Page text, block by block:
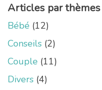
Articles par thèmes
Bébé (12)
Conseils (2)
Couple (11)
Divers (4)